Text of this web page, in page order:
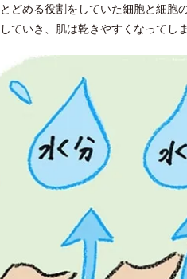
どめる役割をしていた細胞と細胞
ていき、肌は乾きやすくなってし